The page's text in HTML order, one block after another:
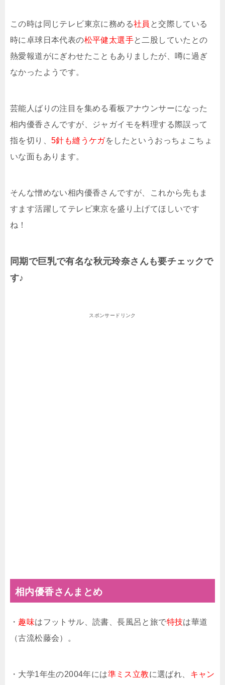
この時は同じテレビ東京に務める社員 と交際している
時に卓球日本代表の松平健太選手と二股していたとの
熱愛報道がにぎわせたこともありましたが、噂に過ぎ
なかったようです。
芸能人ばりの注目を集める看板アナウンサーになった
相内優香さんですが、ジャガイモを料理する際誤って
指を切り、 5針も縫うケガをしたというおっちょこちょ
いな面もあります。
そんな憎めない相内優香さんですが、これから先もま
すます活躍してテレビ東京を盛り上げてほしいです
ね！
同期で巨乳で有名な秋元玲奈さんも要チェックで
す♪
スポンサードリンク
相内優香さんまとめ
・ 趣味はフットサル、読書、長風呂と旅で特技は華道
（古流松藤会）。
・大学1年生の2004年には準ミス立教に選ばれ、 キャン